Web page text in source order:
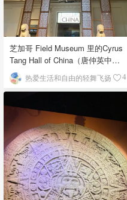
芝加哥 Field Museum 里的Cyrus
Tang Hall of China（唐仲英中国
馆） 热爱生活和自由的轻舞飞扬 4